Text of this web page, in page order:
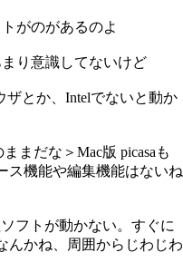
がのがあるのよ
り意識してないけど
ザとか、Intelでないと動か
まだな＞Mac版 picasaも
ス機能や編集機能はないね
フトが動かない。すぐに
んかね、周囲からじわじわ